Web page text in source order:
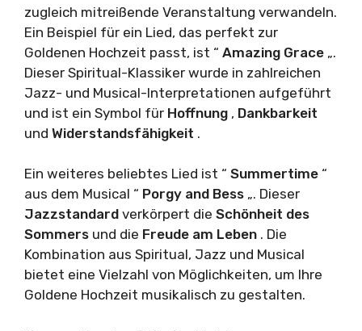
zugleich mitreißende Veranstaltung verwandeln.
Ein Beispiel für ein Lied, das perfekt zur
Goldenen Hochzeit passt, ist “ Amazing Grace „.
Dieser Spiritual-Klassiker wurde in zahlreichen
Jazz- und Musical-Interpretationen aufgeführt
und ist ein Symbol für Hoffnung , Dankbarkeit
und Widerstandsfähigkeit .
Ein weiteres beliebtes Lied ist “ Summertime “
aus dem Musical “ Porgy and Bess „. Dieser
Jazzstandard verkörpert die Schönheit des
Sommers und die Freude am Leben . Die
Kombination aus Spiritual, Jazz und Musical
bietet eine Vielzahl von Möglichkeiten, um Ihre
Goldene Hochzeit musikalisch zu gestalten.